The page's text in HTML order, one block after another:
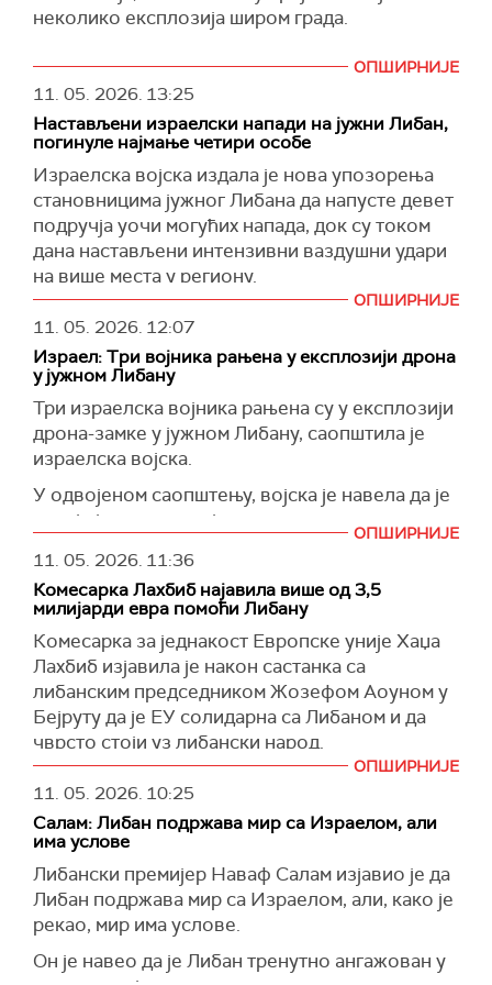
Са друге стране, министар спољних послова
Израела Гидеон Сар одбацио је санкције
оценивши тај чин као 'произвољан и
политички' и без икаквог основа.
Како истичу из Брисела, санкције нису
усмерене на насељенике уопште, већ само на
одређене као и на ентитете оптужене за
насиље над Палестинцима.
(Times of Israel )
Већина западних санкција против Сирије је
укинута прошле године са циљем да се
подстакне шира међународна реинтеграција
Сирије под председником Ахмедом ел Шаром,
2024. године свргнула Асада.
Реактивирање споразума о сарадњи са
Сиријом укинуло би ограничења на увоз
одређене сиријске робе, укључујући нафту и
нафтне деривате, као и дијаманте, злато и
друге племените метале.
У саопштењу Савета ЕУ се наводи да се овом
одлуком шаље јасан политички сигнал да је ЕУ
посвећена напорима да се поново повеже са
Сиријом и подржи њен економски опоравак.
(Reuters)
неколико експлозија широм града.
ОПШИРНИЈЕ
11. 05. 2026. 13:25
Настављени израелски напади на јужни Либан,
погинуле најмање четири особе
Израелска војска издала је нова упозорења
становницима јужног Либана да напусте девет
подручја уочи могућих напада, док су током
дана настављени интензивни ваздушни удари
на више места у региону.
Према локалним извештајима, у израелским
нападима погинуле су најмање четири особе,
међу којима и двојица браће у Набатији, док је
пет људи рањено.
(Al Jazeera)
ОПШИРНИЈЕ
11. 05. 2026. 12:07
Израел: Три војника рањена у експлозији дрона
у јужном Либану
Три израелска војника рањена су у експлозији
дрона-замке у јужном Либану, саопштила је
израелска војска.
У одвојеном саопштењу, војска је навела да је
раније један њен војник погинуо у нападу
дрона који је, према наводима Израела,
лансирао Хезболах ка подручју у близини
либанске границе.
(Al Jazeera)
ОПШИРНИЈЕ
11. 05. 2026. 11:36
Комесарка Лахбиб најавила више од 3,5
милијарди евра помоћи Либану
Комесарка за једнакост Европске уније Хаџа
Лахбиб изјавила је након састанка са
либанским председником Жозефом Аоуном у
Бејруту да је ЕУ солидарна са Либаном и да
чврсто стоји уз либански народ.
"Европа је уз вас јуче, данас и сутра. У данима
радости као и у данима бола. Видимо патњу
Либана. Бомбе и даље падају, у рату који ви
нисте изабрали гину цивили, невини људи“,
рекла је Лахбиб, наводи се у саопштењу
објављеном на сајту Европске комисије.
Она је рекла да се ЕУ мобилисала да би се
Либан поново подигао и наставио да живи у
ОПШИРНИЈЕ
11. 05. 2026. 10:25
Салам: Либан подржава мир са Израелом, али
има услове
Либански премијер Наваф Салам изјавио је да
Либан подржава мир са Израелом, али, како је
рекао, мир има услове.
Он је навео да је Либан тренутно ангажован у